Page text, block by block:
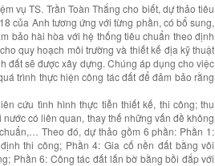
vụ TS. Trần Toàn Thắng cho biết, dự thảo tiêu
của Anh tương ứng với từng phần, có bổ sung,
bảo hài hòa với hệ thống tiêu chuẩn theo định
quy hoạch môi trường và thiết kế địa kỹ thuật
đất sẽ được xây dựng. Chúng áp dụng cho việc
trình thực hiện công tác đất để đảm bảo rằng
cứu tình hình thực tiễn thiết kế, thi công; thu
có liên quan, thay thế những vấn đề không
Theo đó, dự thảo gồm 6 phần: Phần 1:
thi công; Phần 4: Gia cố nền đất bằng vôi
Phần 6: Công tác đất lấn bờ bằng bồi đắp với